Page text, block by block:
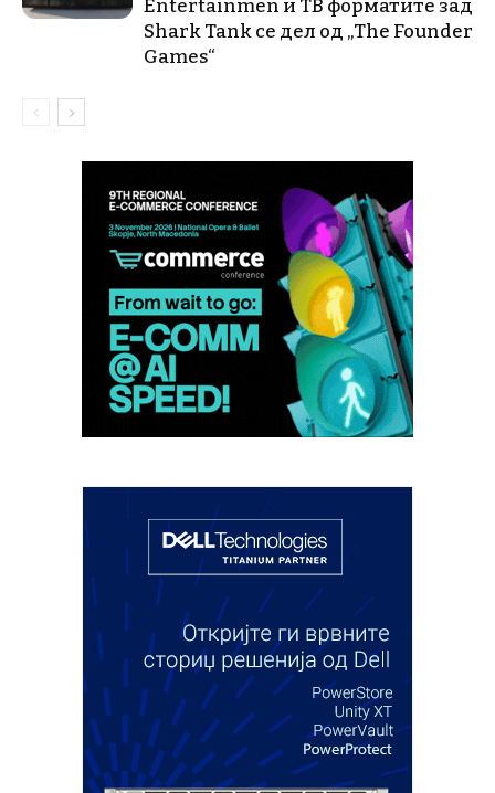
Entertainmen и ТВ форматите зад
Shark Tank се дел од „The Founder
Games“